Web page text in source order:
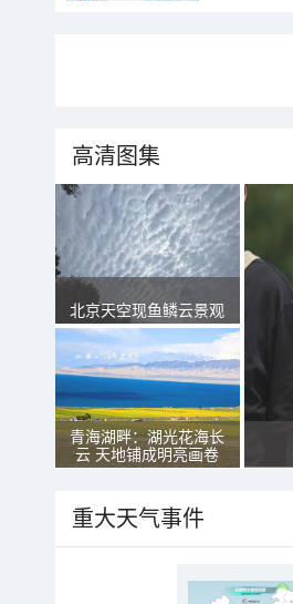
高清图集
北京天空现鱼鳞云景观
青海湖畔：湖光花海长
云 天地铺成明亮画卷
重大天气事件